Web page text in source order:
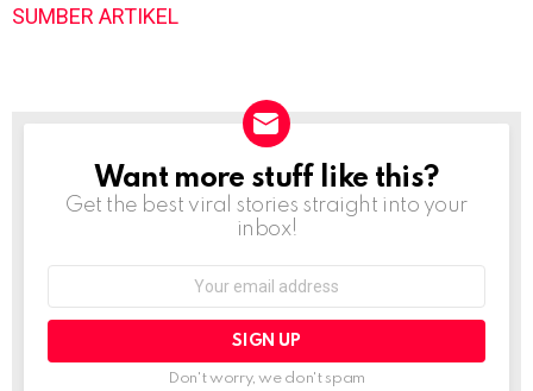
SUMBER ARTIKEL
NEWSLETTER
Want more stuff like this?
Get the best viral stories straight into your
inbox!
Don't worry, we don't spam